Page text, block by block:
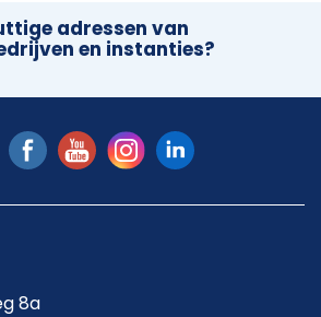
adressen van
en instanties?
8a